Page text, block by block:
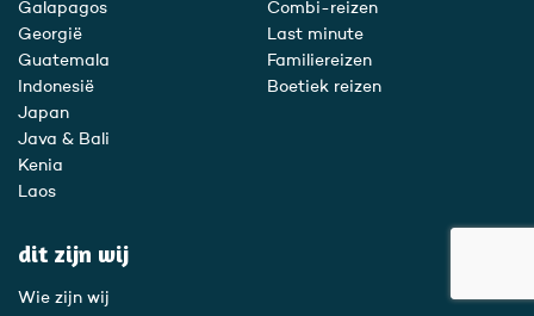
Galapagos
Georgië
Guatemala
Indonesië
Japan
Java & Bali
Kenia
Laos
Combi-reizen
Last minute
Familiereizen
Boetiek reizen
dit zijn wij
Wie zijn wij